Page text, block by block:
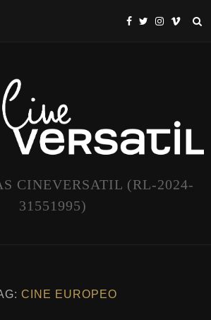
CINEVERSATIL (RL-2024-
31551995)
CINE EUROPEO